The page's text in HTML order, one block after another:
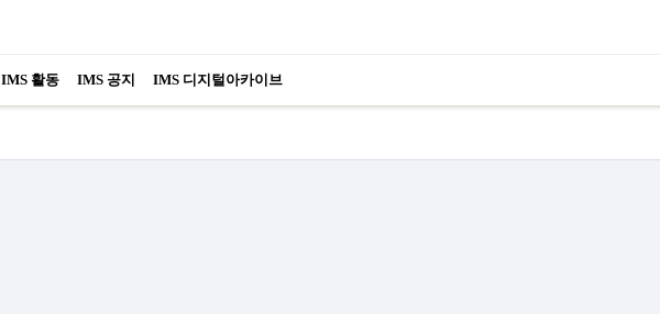
IMS 활동 IMS 공지 IMS 디지털아카이브